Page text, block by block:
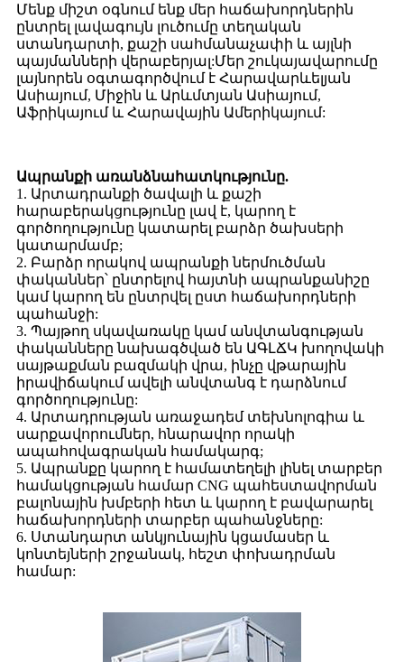
Մենք միշտ օգնում ենք մեր հաճախորդներին
ընտրել լավագույն լուծումը տեղական
ստանդարտի, քաշի սահմանաչափի և այլնի
պայմանների վերաբերյալ:Մեր շուկայավարումը
լայնորեն օգտագործվում է Հարավարևելյան
Ասիայում, Միջին և Արևմտյան Ասիայում,
Աֆրիկայում և Հարավային Ամերիկայում:
Ապրանքի առանձնահատկությունը.
1. Արտադրանքի ծավալի և քաշի
հարաբերակցությունը լավ է, կարող է
գործողությունը կատարել բարձր ծախսերի
կատարմամբ;
2. Բարձր որակով ապրանքի ներմուծման
փականներ՝ ընտրելով հայտնի ապրանքանիշը
կամ կարող են ընտրվել ըստ հաճախորդների
պահանջի:
3. Պայթող սկավառակը կամ անվտանգության
փականները նախագծված են ԱԳԼՃԿ խողովակի
սայթաքման բազմակի վրա, ինչը վթարային
իրավիճակում ավելի անվտանգ է դարձնում
գործողությունը:
4. Արտադրության առաջադեմ տեխնոլոգիա և
սարքավորումներ, հնարավոր որակի
ապահովագրական համակարգ;
5. Ապրանքը կարող է համատեղելի լինել տարբեր
համակցության համար CNG պահեստավորման
բալոնային խմբերի հետ և կարող է բավարարել
հաճախորդների տարբեր պահանջները:
6. Ստանդարտ անկյունային կցամասեր և
կոնտեյների շրջանակ, հեշտ փոխադրման
համար: